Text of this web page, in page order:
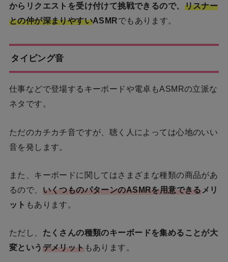
からリクエストを受け付けて挑戦できるので、 リスナー
との仲が深まりやすいASMRでもあります。
タイピング音
仕事などで登場するキーボードや電卓もASMRの立派な
ネタです。
ただのカチカチ音ですが、聴く人によっては心地のいい
音を発します。
また、キーボードに関してはさまざまな種類の商品があ
るので、 いくつものパターンのASMRを用意できる メリ
ット もあります。
ただし、 たくさんの種類のキーボードを集めることが大
変という デメリット もあります。